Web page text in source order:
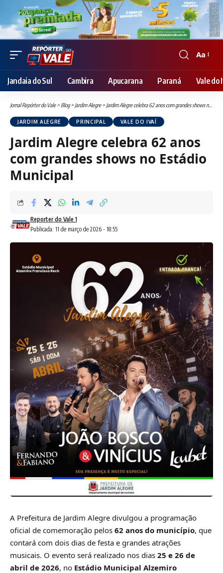
Font
Resizer
Aa
Jandaia do Sul Cambira Apucarana Paraná Vale do
Jornal Repórter do Vale> Blog> Jardim Alegre> Jardim Alegre celebra 62 anos com grandes shows no Estádio Municipal
JARDIM ALEGRE PRINCIPAL VALE DO IVAÍ
Jardim Alegre celebra 62 anos
com grandes shows no Estádio
Municipal
Publicada: 11 de março de 2026 - 18:55
Reporter do Vale 1
A Prefeitura de Jardim Alegre divulgou a programação
oficial de comemoração pelos 62 anos do município, que
contará com dois dias de festa e grandes atrações
musicais. O evento será realizado nos dias 25 e 26 de
abril de 2026, no Estádio Municipal Alzemiro